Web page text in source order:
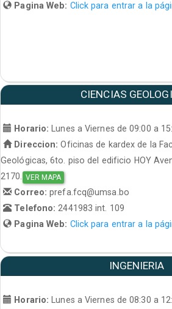
Pagina Web: Click para entrar a la
CIENCIAS
Horario: Lunes a Viernes de 09:00 a
Direccion: Oficinas de kardex de la
Geológicas, 6to. piso del edificio HOY
2170. VER MAPA
Correo:prefa.fcq@umsa.bo
Telefono:2441983 int. 109
Pagina Web: Click para entrar a la
INGENIERIA
Horario:
Lunes a Viernes de 08:30 a